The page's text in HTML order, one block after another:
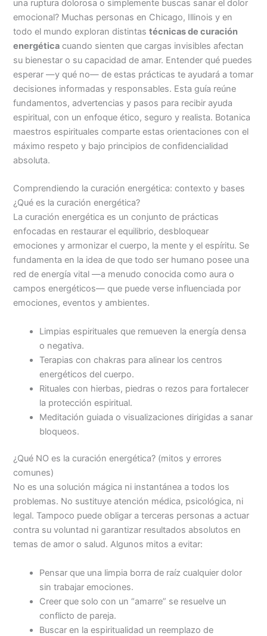
una ruptura dolorosa o simplemente buscas sanar el dolor
emocional? Muchas personas en Chicago, Illinois y en
todo el mundo exploran distintastécnicas de curación
energética cuando sienten que cargas invisibles afectan
su bienestar o su capacidad de amar. Entender qué puedes
esperar —y qué no— de estas prácticas te ayudará a tomar
decisiones informadas y responsables. Esta guía reúne
fundamentos, advertencias y pasos para recibir ayuda
espiritual, con un enfoque ético, seguro y realista. Botanica
maestros espirituales comparte estas orientaciones con el
máximo respeto y bajo principios de confidencialidad
absoluta.
Comprendiendo la curación energética: contexto y bases
¿Qué es la curación energética?
La curación energética es un conjunto de prácticas
enfocadas en restaurar el equilibrio, desbloquear
emociones y armonizar el cuerpo, la mente y el espíritu. Se
fundamenta en la idea de que todo ser humano posee una
red de energía vital —a menudo conocida como aura o
campos energéticos— que puede verse influenciada por
emociones, eventos y ambientes.
Limpias espirituales que remueven la energía densa
o negativa.
Terapias con chakras para alinear los centros
energéticos del cuerpo.
Rituales con hierbas, piedras o rezos para fortalecer
la protección espiritual.
Meditación guiada o visualizaciones dirigidas a sanar
bloqueos.
¿Qué NO es la curación energética? (mitos y errores
comunes)
No es una solución mágica ni instantánea a todos los
problemas. No sustituye atención médica, psicológica, ni
legal. Tampoco puede obligar a terceras personas a actuar
contra su voluntad ni garantizar resultados absolutos en
temas de amor o salud. Algunos mitos a evitar:
Pensar que una limpia borra de raíz cualquier dolor
sin trabajar emociones.
Creer que solo con un “amarre” se resuelve un
conflicto de pareja.
Buscar en la espiritualidad un reemplazo de